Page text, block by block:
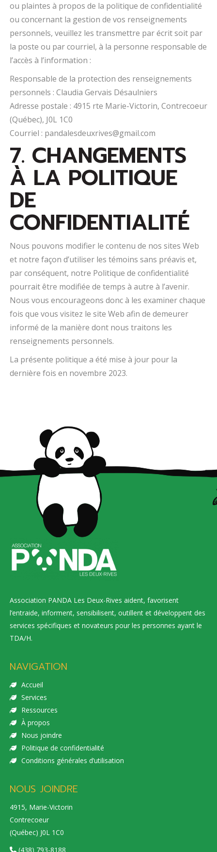
ou plaintes à propos de la politique de confidentialité
ou concernant la gestion de vos renseignements
personnels, veuillez les transmettre par écrit soit par
la poste ou par courriel, à la personne responsable de
l’accès à l’information :
Responsable de la protection des renseignements
personnels : Claudia Gervais Désaulniers
Adresse postale : 4915 rte Marie-Victorin, Contrecoeur
(Québec), J0L 1C0
Courriel : pandalesdeuxrives@gmail.com
7. CHANGEMENTS
À LA POLITIQUE
DE
CONFIDENTIALITÉ
Nous pouvons modifier le contenu de nos sites Web
et notre façon d’utiliser les témoins sans préavis et,
par conséquent, notre Politique de confidentialité
pourrait être modifiée de temps à autre à l’avenir.
Nous vous encourageons donc à les examiner chaque
fois que vous visitez le site Web afin de demeurer
informé de la manière dont nous traitons les
renseignements personnels.
La présente politique a été mise à jour pour la
dernière fois en novembre 2023.
Association PANDA Les Deux-Rives aident, favorisent
l’entraide, informent, sensibilisent, outillent et développent des
services spécifiques et novateurs pour les personnes ayant le
TDA/H.
NAVIGATION
Accueil
Services
Ressources
À propos
Nous joindre
Politique de confidentialité
Conditions générales d’utilisation
NOUS JOINDRE
4915, Marie-Victorin
Contrecoeur
(Québec) J0L 1C0
(438) 793-8188